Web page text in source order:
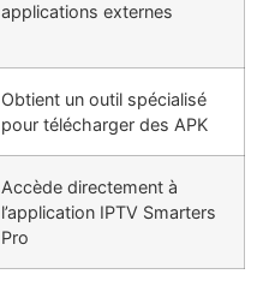
applications externes
Obtient un outil spécialisé
pour télécharger des APK
Accède directement à
l’application IPTV Smarters
Pro